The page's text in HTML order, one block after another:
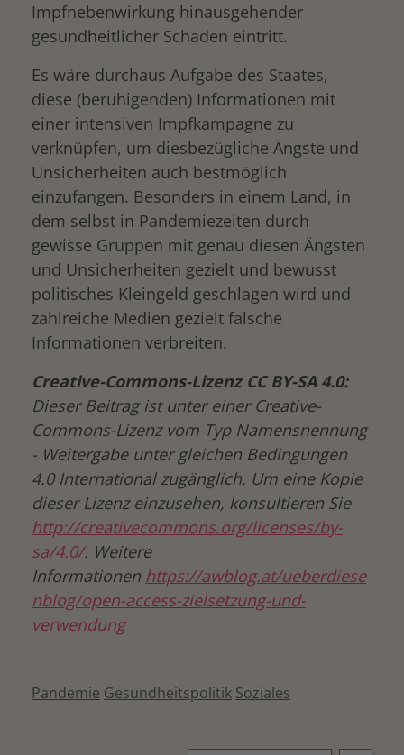
Impfnebenwirkung hinausgehender
gesundheitlicher Schaden eintritt.
Es wäre durchaus Aufgabe des Staates,
diese (beruhigenden) Informationen mit
einer intensiven Impfkampagne zu
verknüpfen, um diesbezügliche Ängste und
Unsicherheiten auch bestmöglich
einzufangen. Besonders in einem Land, in
dem selbst in Pandemiezeiten durch
gewisse Gruppen mit genau diesen Ängsten
und Unsicherheiten gezielt und bewusst
politisches Kleingeld geschlagen wird und
zahlreiche Medien gezielt falsche
Informationen verbreiten.
Creative-Commons-Lizenz CC BY-SA 4.0:
Dieser Beitrag ist unter einer Creative-
Commons-Lizenz vom Typ Namensnennung
- Weitergabe unter gleichen Bedingungen
4.0 International zugänglich. Um eine Kopie
dieser Lizenz einzusehen, konsultieren Sie
http://creativecommons.org/licenses/by-
sa/4.0/. Weitere
Informationen https://awblog.at/ueberdiese
nblog/open-access-zielsetzung-und-
verwendung
Pandemie Gesundheitspolitik Soziales